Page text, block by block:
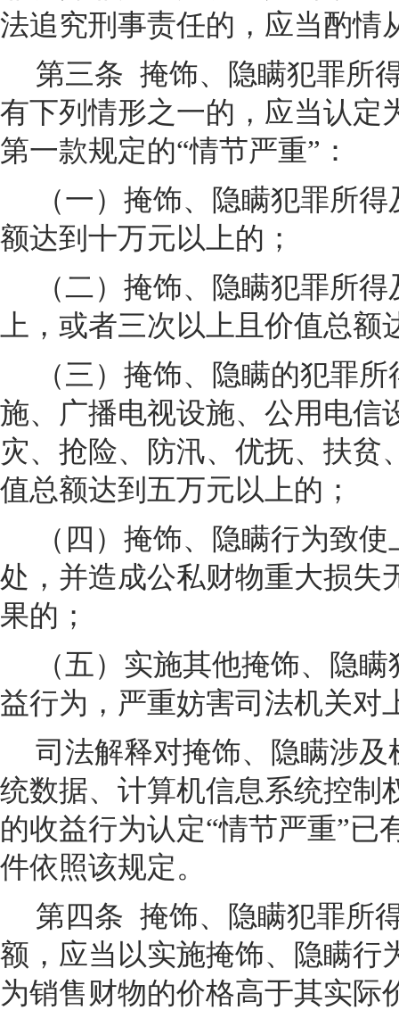
法追究刑事责任的，应当酌情
第三条 掩饰、隐瞒犯罪所
有下列情形之一的，应当认定
第一款规定的“情节严重”：
（一）掩饰、隐瞒犯罪所
额达到十万元以上的；
（二）掩饰、隐瞒犯罪所
上，或者三次以上且价值总
（三）掩饰、隐瞒的犯罪
施、广播电视设施、公用电信
灾、抢险、防汛、优抚、扶贫
值总额达到五万元以上的；
（四）掩饰、隐瞒行为致
处，并造成公私财物重大损失
果的；
（五）实施其他掩饰、隐
益行为，严重妨害司法机关对
司法解释对掩饰、隐瞒涉
统数据、计算机信息系统控制
的收益行为认定“情节严重”已
件依照该规定。
第四条 掩饰、隐瞒犯罪所
额，应当以实施掩饰、隐瞒行
为销售财物的价格高于其实际